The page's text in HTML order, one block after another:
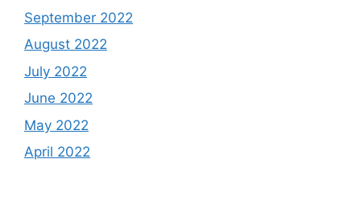
September 2022
August 2022
July 2022
June 2022
May 2022
April 2022